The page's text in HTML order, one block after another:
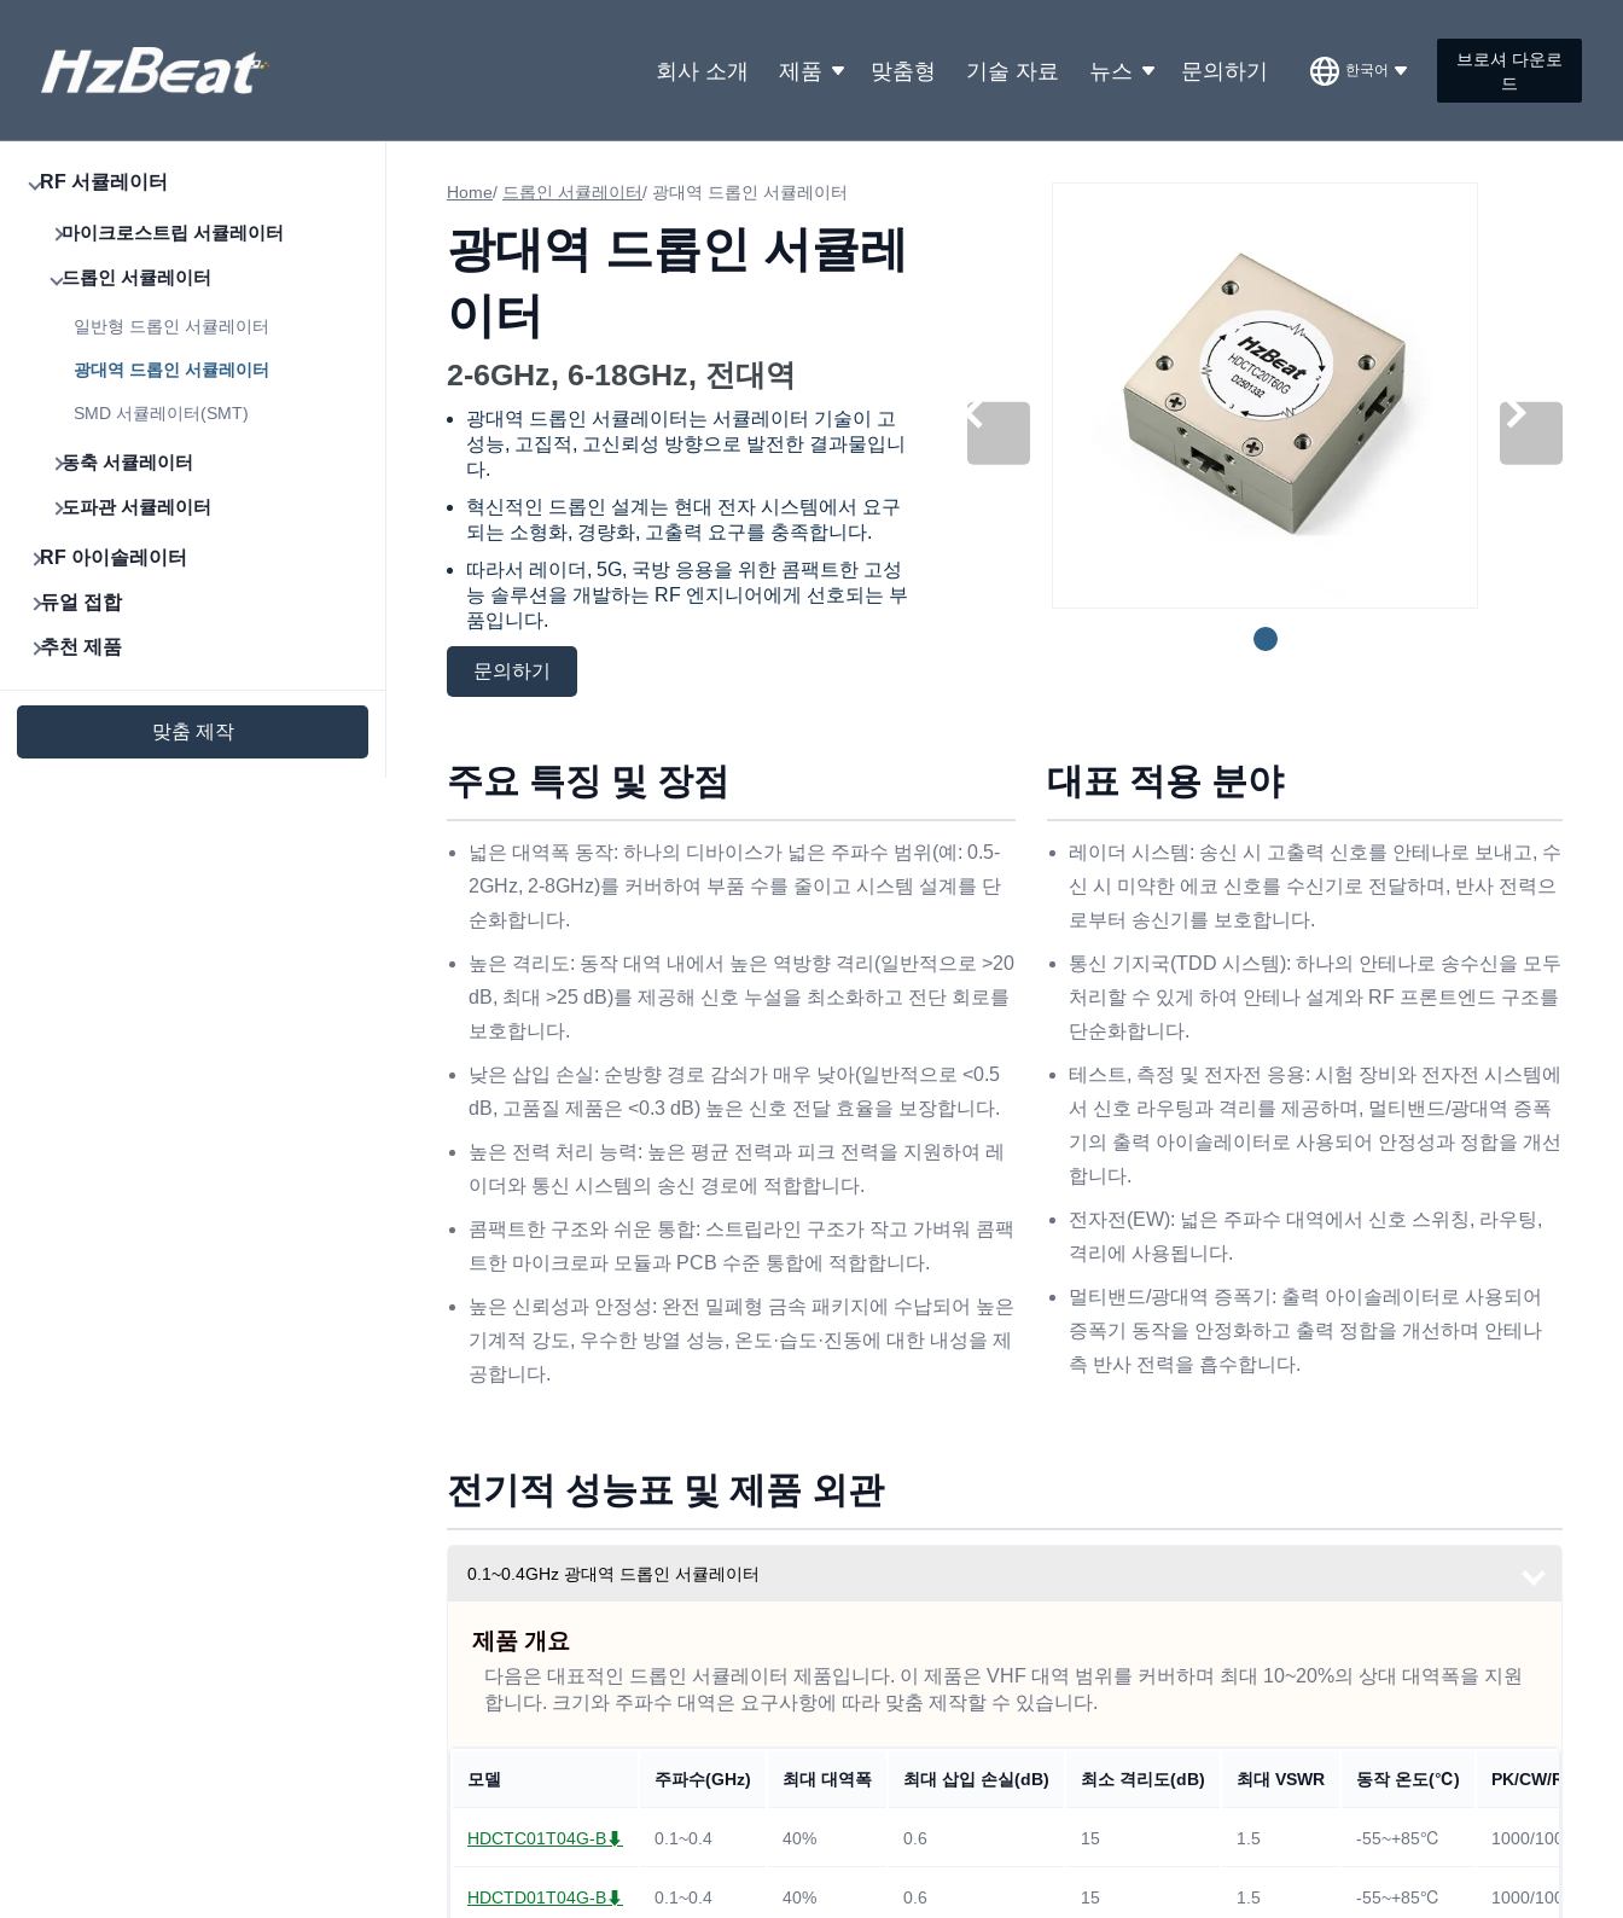
회사 소개 제품 맞춤형 기술 자료 뉴스 문의하기 한국어
브로셔 다운로
드
RF 서큘레이터
마이크로스트립 서큘레이터
드롭인 서큘레이터
일반형 드롭인 서큘레이터
광대역 드롭인 서큘레이터
SMD 서큘레이터(SMT)
동축 서큘레이터
도파관 서큘레이터
RF 아이솔레이터
듀얼 접합
추천 제품
맞춤 제작
Home/ 드롭인 서큘레이터/ 광대역 드롭인 서큘레이터
광대역 드롭인 서큘레
이터
2-6GHz, 6-18GHz, 전대역
광대역 드롭인 서큘레이터는 서큘레이터 기술이 고
성능, 고집적, 고신뢰성 방향으로 발전한 결과물입니
다.
혁신적인 드롭인 설계는 현대 전자 시스템에서 요구
되는 소형화, 경량화, 고출력 요구를 충족합니다.
따라서 레이더, 5G, 국방 응용을 위한 콤팩트한 고성
능 솔루션을 개발하는 RF 엔지니어에게 선호되는 부
품입니다.
문의하기
주요 특징 및 장점
넓은 대역폭 동작: 하나의 디바이스가 넓은 주파수 범위(예: 0.5-
2GHz, 2-8GHz)를 커버하여 부품 수를 줄이고 시스템 설계를 단
순화합니다.
높은 격리도: 동작 대역 내에서 높은 역방향 격리(일반적으로 >20
dB, 최대 >25 dB)를 제공해 신호 누설을 최소화하고 전단 회로를
보호합니다.
낮은 삽입 손실: 순방향 경로 감쇠가 매우 낮아(일반적으로 <0.5
dB, 고품질 제품은 <0.3 dB) 높은 신호 전달 효율을 보장합니다.
높은 전력 처리 능력: 높은 평균 전력과 피크 전력을 지원하여 레
이더와 통신 시스템의 송신 경로에 적합합니다.
콤팩트한 구조와 쉬운 통합: 스트립라인 구조가 작고 가벼워 콤팩
트한 마이크로파 모듈과 PCB 수준 통합에 적합합니다.
높은 신뢰성과 안정성: 완전 밀폐형 금속 패키지에 수납되어 높은
기계적 강도, 우수한 방열 성능, 온도·습도·진동에 대한 내성을 제
공합니다.
대표 적용 분야
레이더 시스템: 송신 시 고출력 신호를 안테나로 보내고, 수
신 시 미약한 에코 신호를 수신기로 전달하며, 반사 전력으
로부터 송신기를 보호합니다.
통신 기지국(TDD 시스템): 하나의 안테나로 송수신을 모두
처리할 수 있게 하여 안테나 설계와 RF 프론트엔드 구조를
단순화합니다.
테스트, 측정 및 전자전 응용: 시험 장비와 전자전 시스템에
서 신호 라우팅과 격리를 제공하며, 멀티밴드/광대역 증폭
기의 출력 아이솔레이터로 사용되어 안정성과 정합을 개선
합니다.
전자전(EW): 넓은 주파수 대역에서 신호 스위칭, 라우팅,
격리에 사용됩니다.
멀티밴드/광대역 증폭기: 출력 아이솔레이터로 사용되어
증폭기 동작을 안정화하고 출력 정합을 개선하며 안테나
측 반사 전력을 흡수합니다.
전기적 성능표 및 제품 외관
0.1~0.4GHz 광대역 드롭인 서큘레이터
제품 개요
다음은 대표적인 드롭인 서큘레이터 제품입니다. 이 제품은 VHF 대역 범위를 커버하며 최대 10~20%의 상대 대역폭을 지원
합니다. 크기와 주파수 대역은 요구사항에 따라 맞춤 제작할 수 있습니다.
모델 주파수(GHz) 최대 대역폭 최대 삽입 손실(dB) 최소 격리도(dB) 최대 VSWR 동작 온도(℃) PK/CW/RP(Watt)
HDCTC01T04G-B⬇ 0.1~0.4 40% 0.6 15 1.5 -55~+85℃ 1000/100
HDCTD01T04G-B⬇ 0.1~0.4 40% 0.6 15 1.5 -55~+85℃ 1000/100